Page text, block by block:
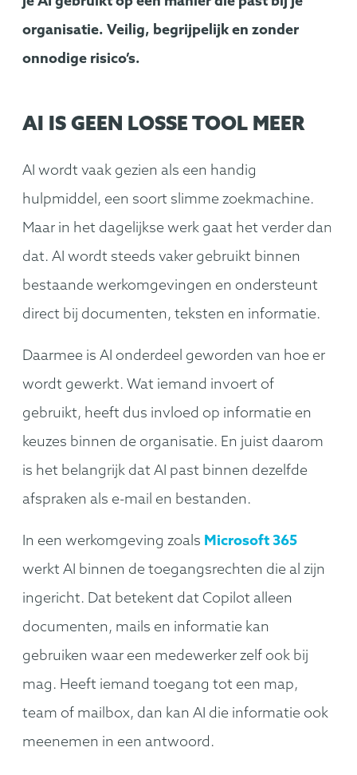
organisatie. Veilig, begrijpelijk en zonder
onnodige risico’s.
AI IS GEEN LOSSE TOOL MEER
AI wordt vaak gezien als een handig
hulpmiddel, een soort slimme zoekmachine.
Maar in het dagelijkse werk gaat het verder dan
dat. AI wordt steeds vaker gebruikt binnen
bestaande werkomgevingen en ondersteunt
direct bij documenten, teksten en informatie.
Daarmee is AI onderdeel geworden van hoe er
wordt gewerkt. Wat iemand invoert of
gebruikt, heeft dus invloed op informatie en
keuzes binnen de organisatie. En juist daarom
is het belangrijk dat AI past binnen dezelfde
afspraken als e-mail en bestanden.
In een werkomgeving zoals Microsoft 365
werkt AI binnen de toegangsrechten die al zijn
ingericht. Dat betekent dat Copilot alleen
documenten, mails en informatie kan
gebruiken waar een medewerker zelf ook bij
mag. Heeft iemand toegang tot een map,
team of mailbox, dan kan AI die informatie ook
meenemen in een antwoord.